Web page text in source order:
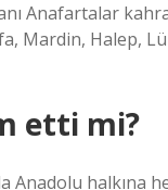
Anafartalar
Mardin, Halep,
etti mi?
Anadolu halkına